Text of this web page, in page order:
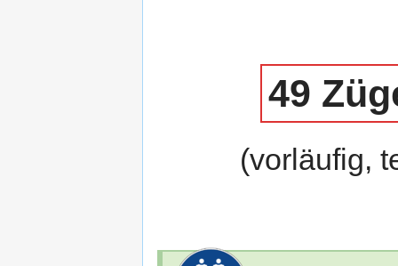
49
(vorläufig,